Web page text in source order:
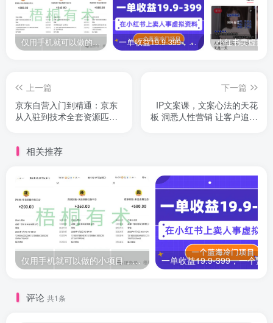
仅用手机就可以做的小项目，当天就能见钱，每天100-300 一单收益19.9-399，一个蓝海冷门项目，在小红书上卖人事虚拟资料
上一篇
京东自营入门到精通：京东
从入驻到技术全套资源匹配
下一篇
IP文案课，文案心法的天花
板 洞悉人性营销 让客户追着
相关推荐
仅用手机就可以做的小项目，当天就能见钱，每天100-300
评论 共1条